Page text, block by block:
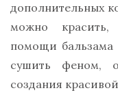
дополнительных
можно красить,
помощи бальзама
сушить феном,
создания